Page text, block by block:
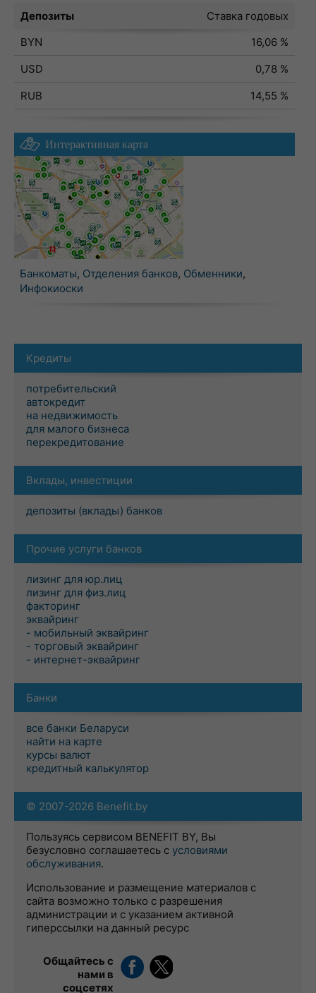
Депозиты
Ставка годовых
BYN
16,06 %
USD
0,78 %
RUB
14,55 %
Интерактивная карта
Банкоматы, Отделения банков, Обменники,
Инфокиоски
Кредиты
потребительский
автокредит
на недвижимость
для малого бизнеса
перекредитование
Вклады, инвестиции
депозиты (вклады) банков
Прочие услуги банков
лизинг для юр.лиц
лизинг для физ.лиц
факторинг
эквайринг
- мобильный эквайринг
- торговый эквайринг
- интернет-эквайринг
Банки
все банки Беларуси
найти на карте
курсы валют
кредитный калькулятор
© 2007-2026 Benefit.by
Пользуясь сервисом BENEFIT BY, Вы
безусловно соглашаетесь с условиями
обслуживания.
Использование и размещение материалов с
сайта возможно только с разрешения
администрации и с указанием активной
гиперссылки на данный ресурс
Общайтесь с
нами в
соцсетях